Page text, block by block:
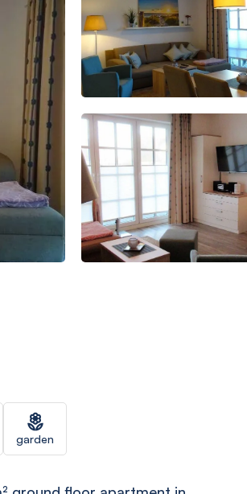
garden